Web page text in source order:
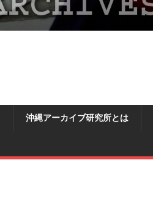
沖縄アーカイブ研究所とは